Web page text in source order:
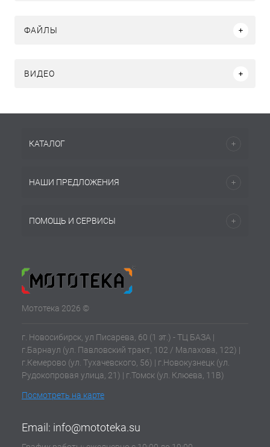
ФАЙЛЫ
ВИДЕО
КАТАЛОГ
НАШИ ПРЕДЛОЖЕНИЯ
ПОМОЩЬ И СЕРВИСЫ
Мототека 2026 ©
г. Новосибирск, ул Писарева, 60 (1 эт.) - ТЦ БАЗА |
г.Барнаул (ул. Павловский тракт, 102 / Малахова, 122) |
г.Кемерово (ул. Тухачевского, 56) | г.Новокузнецк (ул.
Рудокопровая улица, 21) | г.Томск (ул. Клюева, 11В)
Посмотреть на карте
Email: info@mototeka.su